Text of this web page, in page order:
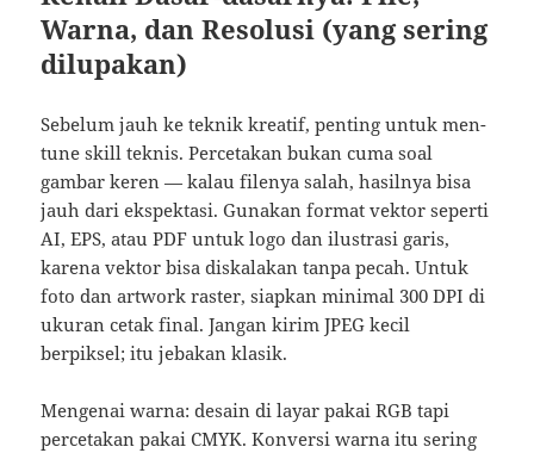
Warna, dan Resolusi (yang sering
dilupakan)
Sebelum jauh ke teknik kreatif, penting untuk men-
tune skill teknis. Percetakan bukan cuma soal
gambar keren — kalau filenya salah, hasilnya bisa
jauh dari ekspektasi. Gunakan format vektor seperti
AI, EPS, atau PDF untuk logo dan ilustrasi garis,
karena vektor bisa diskalakan tanpa pecah. Untuk
foto dan artwork raster, siapkan minimal 300 DPI di
ukuran cetak final. Jangan kirim JPEG kecil
berpiksel; itu jebakan klasik.
Mengenai warna: desain di layar pakai RGB tapi
percetakan pakai CMYK. Konversi warna itu sering